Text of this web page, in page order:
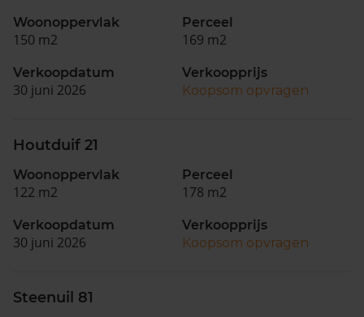
Woonoppervlak
150 m2
Perceel
169 m2
Verkoopdatum
30 juni 2026
Verkoopprijs
Koopsom opvragen
Houtduif 21
Woonoppervlak
122 m2
Perceel
178 m2
Verkoopdatum
30 juni 2026
Verkoopprijs
Koopsom opvragen
Steenuil 81